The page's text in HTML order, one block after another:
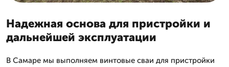
Надежная основа для пристройки и
дальнейшей эксплуатации
В Самаре мы выполняем винтовые сваи для пристройки